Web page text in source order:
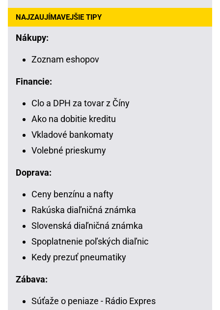
NAJZAUJÍMAVEJŠIE TIPY
Nákupy:
Zoznam eshopov
Financie:
Clo a DPH za tovar z Číny
Ako na dobitie kreditu
Vkladové bankomaty
Volebné prieskumy
Doprava:
Ceny benzínu a nafty
Rakúska diaľničná známka
Slovenská diaľničná známka
Spoplatnenie poľských diaľnic
Kedy prezuť pneumatiky
Zábava:
Súťaže o peniaze - Rádio Expres